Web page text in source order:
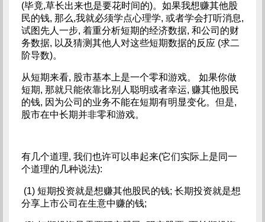
(毕竟,草长出来也是要花时间的)。如果我想赚其他股
民的钱, 那么,我就必须学点心理学, 或者学会打听消息,
试图先人一步, 着重分析短期的经济数据, 和公司的财
务数据, 以及猜测其他人对这些短期数据的反应 (求二
阶导数)。
从短期来看, 股市基本上是一个零和游戏。 如果你做
短期, 那就只能依靠比别人聪明或者幸运, 赚其他股民
的钱, 因为公司的业务不能在短期有明显变化。但是,
股市在中长期并非零和游戏。
有几个道理, 我们也许可以串起来(它们实际上是同一
个道理的几种说法):
(1) 短期投资就是想赚其他股民的钱; 长期投资就是想
分享上市公司在生意中赚的钱;